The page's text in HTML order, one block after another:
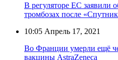
В регуляторе ЕС заявили
тромбозах после
10:05 Апрель 17, 2021
Во Франции умерли ещё
вакцины AstraZeneca